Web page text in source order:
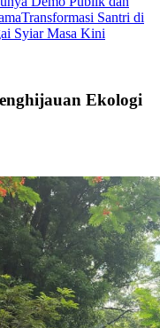
Transformasi Santri di
Syiar Masa Kini
Ekologi